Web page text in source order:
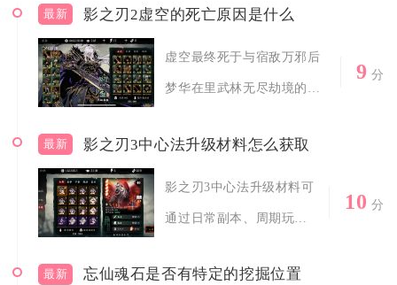
最新 影之刃2虚空的死亡原因是什么
虚空最终死于与宿敌万邪后
梦华在里武林无尽劫境的同
9 分
最新 影之刃3中心法升级材料怎么获取
影之刃3中心法升级材料可
通过日常副本、周期玩
10 分
最新 忘仙魂石是否有特定的挖掘位置